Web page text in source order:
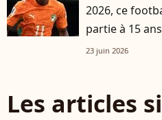
2026, ce
partie à 15 ans
23 juin 2026
Les articles